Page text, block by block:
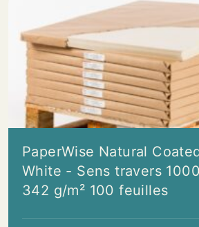
PaperWise Natural
White - Sens travers
342 g/m² 100 feuilles